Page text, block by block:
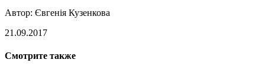
Автор: Євгенія Кузенкова
21.09.2017
Смотрите также